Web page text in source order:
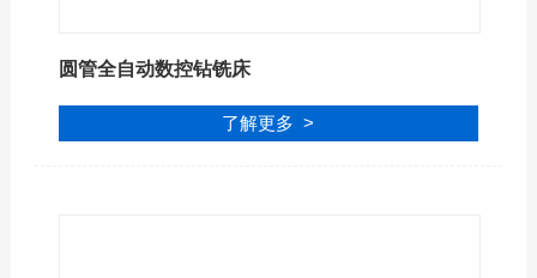
圆管全自动数控钻铣床
了解更多 >